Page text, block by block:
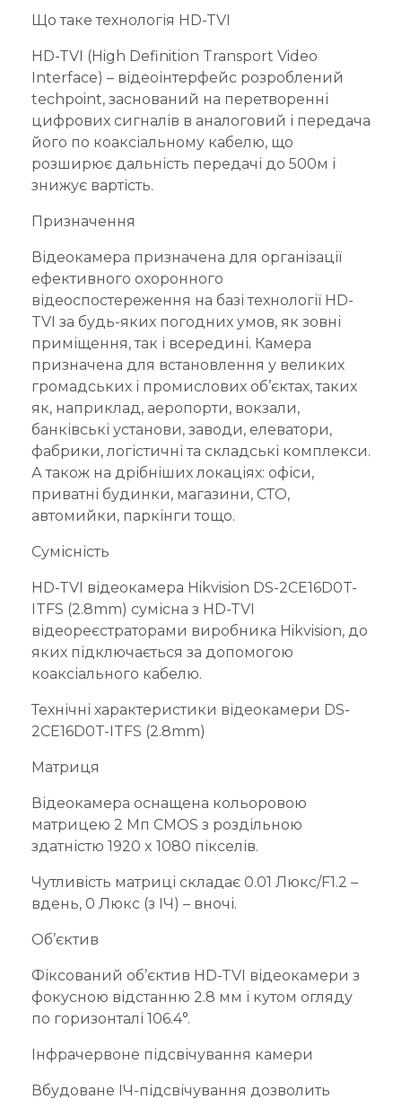
Що таке технологія HD-TVI
HD-TVI (High Definition Transport Video
Interface) – відеоінтерфейс розроблений
techpoint, заснований на перетворенні
цифрових сигналів в аналоговий і передача
його по коаксіальному кабелю, що
розширює дальність передачі до 500м і
знижує вартість.
Призначення
Відеокамера призначена для організації
ефективного охоронного
відеоспостереження на базі технології HD-
TVI за будь-яких погодних умов, як зовні
приміщення, так і всередині. Камера
призначена для встановлення у великих
громадських і промислових об’єктах, таких
як, наприклад, аеропорти, вокзали,
банківські установи, заводи, елеватори,
фабрики, логістичні та складські комплекси.
А також на дрібніших локаціях: офіси,
приватні будинки, магазини, СТО,
автомийки, паркінги тощо.
Сумісність
HD-TVI відеокамера Hikvision DS-2CE16D0T-
ITFS (2.8mm) сумісна з HD-TVI
відеореєстраторами виробника Hikvision, до
яких підключається за допомогою
коаксіального кабелю.
Технічні характеристики відеокамери DS-
2CE16D0T-ITFS (2.8mm)
Матриця
Відеокамера оснащена кольоровою
матрицею 2 Мп CMOS з роздільною
здатністю 1920 x 1080 пікселів.
Чутливість матриці складає 0.01 Люкс/F1.2 –
вдень, 0 Люкс (з ІЧ) – вночі.
Об’єктив
Фіксований об’єктив HD-TVI відеокамери з
фокусною відстанню 2.8 мм і кутом огляду
по горизонталі 106.4°.
Інфрачервоне підсвічування камери
Вбудоване ІЧ-підсвічування дозволить